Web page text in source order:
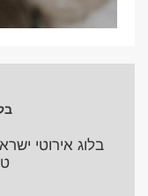
בלוג אירוטי